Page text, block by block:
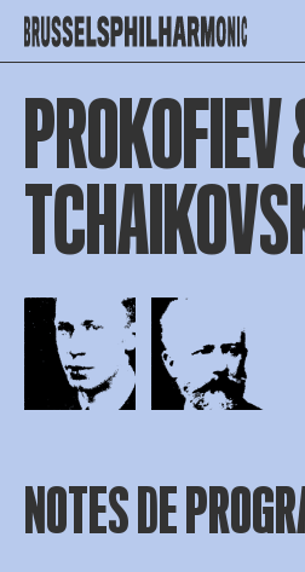
Open afbeelding in popup
NOTES DE